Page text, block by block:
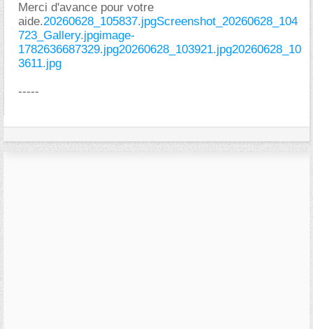
Merci d'avance pour votre
aide.20260628_105837.jpgScreenshot_20260628_104
723_Gallery.jpgimage-
1782636687329.jpg20260628_103921.jpg20260628_10
3611.jpg
-----